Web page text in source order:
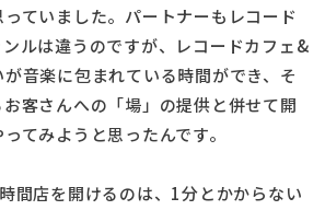
ていました。パートナーもレコード
ルは違うのですが、レコードカフェ&
音楽に包まれている時間ができ、そ
客さんへの「場」の提供と併せて開
てみようと思ったんです。
間店を開けるのは、1分とかからない